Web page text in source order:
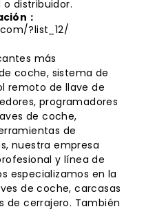
distribuidor.
：
?list_12/
más
coche, sistema de
remoto de llave de
programadores
de coche,
de
nuestra empresa
y línea de
especializamos en la
de coche, carcasas
de cerrajero. También